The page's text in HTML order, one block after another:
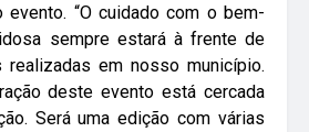
evento. “O cuidado com o bem-
sempre estará à frente de
em nosso município.
deste evento está cercada
Será uma edição com várias